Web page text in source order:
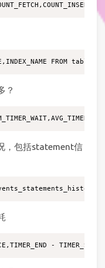
？
，包括statement信